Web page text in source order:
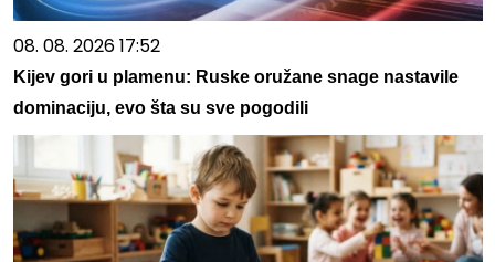
08. 08. 2026 17:52
Kijev gori u plamenu: Ruske oružane snage nastavile
dominaciju, evo šta su sve pogodili